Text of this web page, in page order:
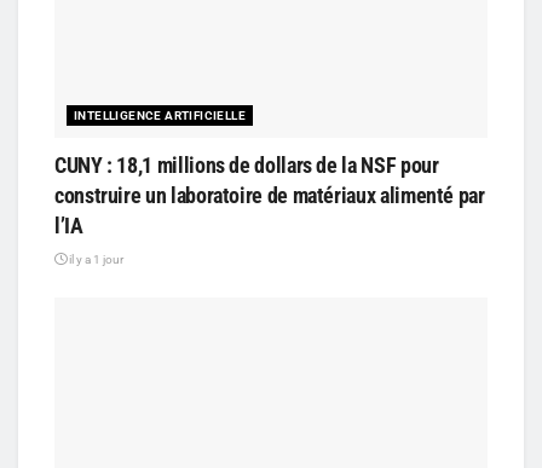
INTELLIGENCE ARTIFICIELLE
CUNY : 18,1 millions de dollars de la NSF pour
construire un laboratoire de matériaux alimenté par
l’IA
il y a 1 jour